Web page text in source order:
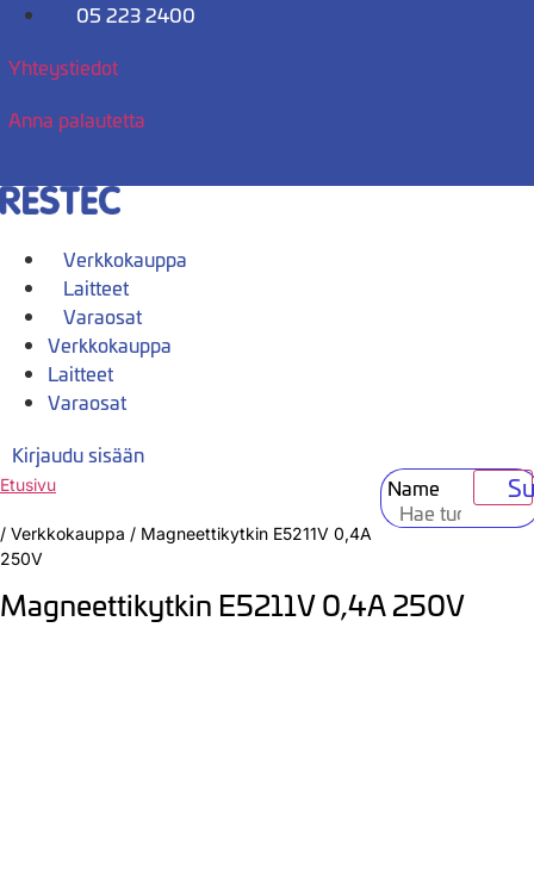
Mene
05 223 2400
Yhteystiedot
Anna palautetta
Verkkokauppa
Laitteet
Varaosat
Verkkokauppa
Laitteet
Varaosat
Kirjaudu sisään
Name
Etusivu
/ Verkkokauppa / Magneettikytkin E5211V 0,4A
250V
Magneettikytkin E5211V 0,4A 250V